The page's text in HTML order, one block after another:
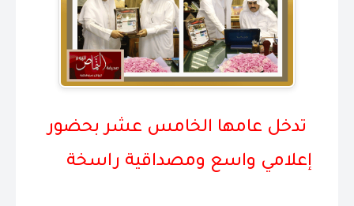
تدخل عامها الخامس عشر بحضور
إعلامي واسع ومصداقية راسخة